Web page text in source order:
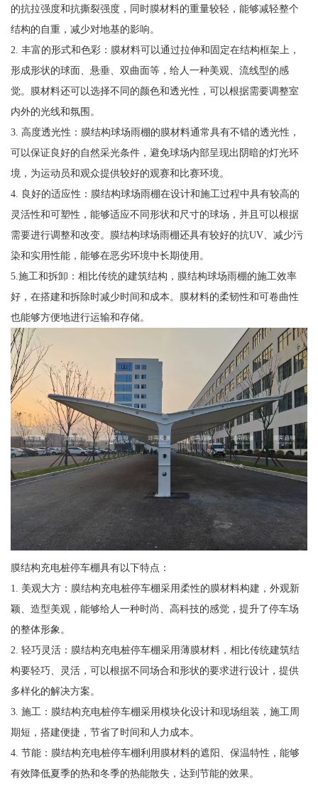
的抗拉强度和抗撕裂强度，同时膜材料的重量较轻，能够减轻整个
结构的自重，减少对地基的影响。
2. 丰富的形式和色彩：膜材料可以通过拉伸和固定在结构框架上，
形成形状的球面、悬垂、双曲面等，给人一种美观、流线型的感
觉。膜材料还可以选择不同的颜色和透光性，可以根据需要调整室
内外的光线和氛围。
3. 高度透光性：膜结构球场雨棚的膜材料通常具有不错的透光性，
可以保证良好的自然采光条件，避免球场内部呈现出阴暗的灯光环
境，为运动员和观众提供较好的观赛和比赛环境。
4. 良好的适应性：膜结构球场雨棚在设计和施工过程中具有较高的
灵活性和可塑性，能够适应不同形状和尺寸的球场，并且可以根据
需要进行调整和改变。膜结构球场雨棚还具有较好的抗UV、减少污
染和实用性能，能够在恶劣环境中长期使用。
5.施工和拆卸：相比传统的建筑结构，膜结构球场雨棚的施工效率
好，在搭建和拆除时减少时间和成本。膜材料的柔韧性和可卷曲性
也能够方便地进行运输和存储。
膜结构充电桩停车棚具有以下特点：
1. 美观大方：膜结构充电桩停车棚采用柔性的膜材料构建，外观新
颖、造型美观，能够给人一种时尚、高科技的感觉，提升了停车场
的整体形象。
2. 轻巧灵活：膜结构充电桩停车棚采用薄膜材料，相比传统建筑结
构要轻巧、灵活，可以根据不同场合和形状的要求进行设计，提供
多样化的解决方案。
3. 施工：膜结构充电桩停车棚采用模块化设计和现场组装，施工周
期短，搭建便捷，节省了时间和人力成本。
4. 节能：膜结构充电桩停车棚利用膜材料的遮阳、保温特性，能够
有效降低夏季的热和冬季的热能散失，达到节能的效果。